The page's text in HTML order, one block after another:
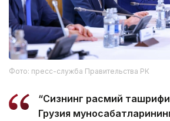
Фото: пресс-служба Правительства РК
“Сизнинг расмий
Грузия